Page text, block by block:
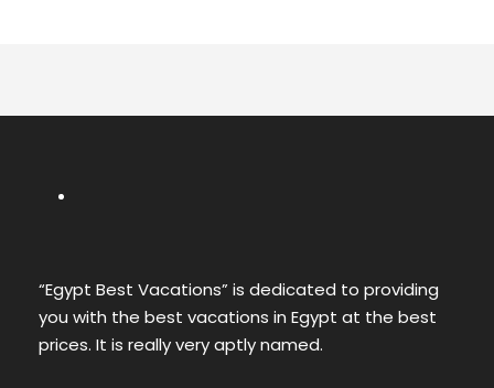
“Egypt Best Vacations” is dedicated to providing
you with the best vacations in Egypt at the best
prices. It is really very aptly named.